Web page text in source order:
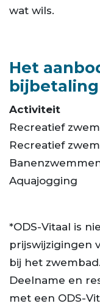
wat wils.
Het
bijbetaling
Activiteit
Recreatief
Recreatief
Aquajogging
*ODS-Vitaal is
prijswijzigingen
bij het zwembad.
Deelname en
met een ODS-